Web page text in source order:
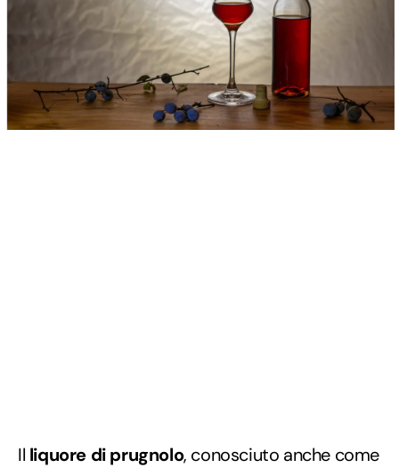
Il liquore di prugnolo, conosciuto anche come